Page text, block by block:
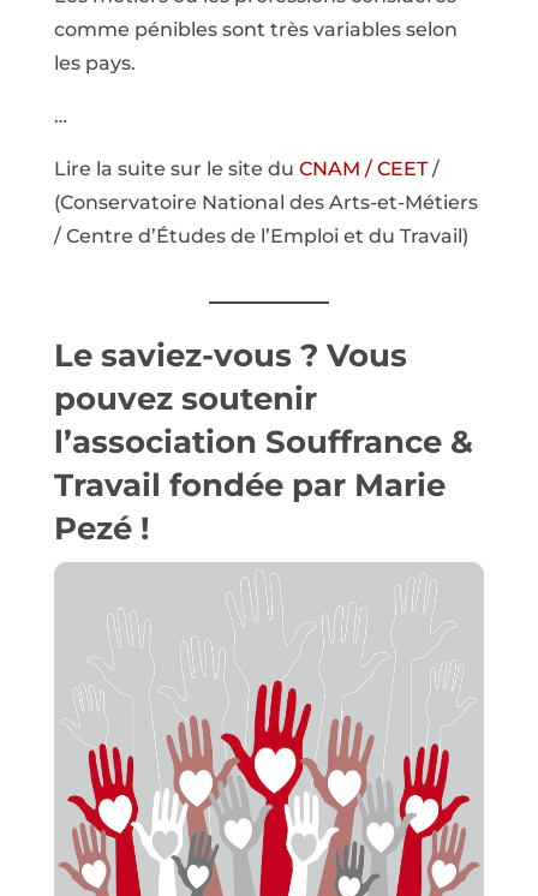
comme pénibles sont très variables selon
les pays.
…
Lire la suite sur le site du CNAM / CEET/
(Conservatoire National des Arts-et-Métiers
/ Centre d’Études de l’Emploi et du Travail)
Le saviez-vous ? Vous
pouvez soutenir
l’association Souffrance &
Travail fondée par Marie
Pezé !